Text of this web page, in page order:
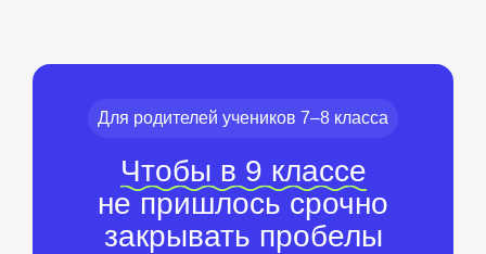
Для родителей учеников 7–8 класса
Чтобы в 9 классе
не пришлось срочно
закрывать пробелы